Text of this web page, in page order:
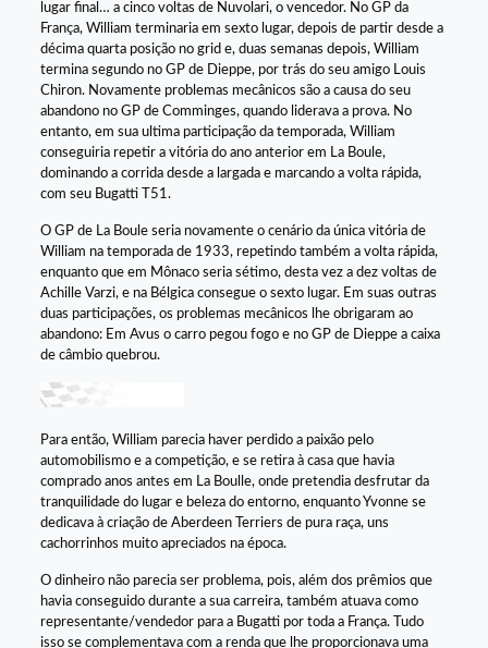
lugar final… a cinco voltas de Nuvolari, o vencedor. No GP da
França, William terminaria em sexto lugar, depois de partir desde a
décima quarta posição no grid e, duas semanas depois, William
termina segundo no GP de Dieppe, por trás do seu amigo Louis
Chiron. Novamente problemas mecânicos são a causa do seu
abandono no GP de Comminges, quando liderava a prova. No
entanto, em sua ultima participação da temporada, William
conseguiria repetir a vitória do ano anterior em La Boule,
dominando a corrida desde a largada e marcando a volta rápida,
com seu Bugatti T51.
O GP de La Boule seria novamente o cenário da única vitória de
William na temporada de 1933, repetindo também a volta rápida,
enquanto que em Mônaco seria sétimo, desta vez a dez voltas de
Achille Varzi, e na Bélgica consegue o sexto lugar. Em suas outras
duas participações, os problemas mecânicos lhe obrigaram ao
abandono: Em Avus o carro pegou fogo e no GP de Dieppe a caixa
de câmbio quebrou.
Para então, William parecia haver perdido a paixão pelo
automobilismo e a competição, e se retira à casa que havia
comprado anos antes em La Boulle, onde pretendia desfrutar da
tranquilidade do lugar e beleza do entorno, enquanto Yvonne se
dedicava à criação de Aberdeen Terriers de pura raça, uns
cachorrinhos muito apreciados na época.
O dinheiro não parecia ser problema, pois, além dos prêmios que
havia conseguido durante a sua carreira, também atuava como
representante/vendedor para a Bugatti por toda a França. Tudo
isso se complementava com a renda que lhe proporcionava uma